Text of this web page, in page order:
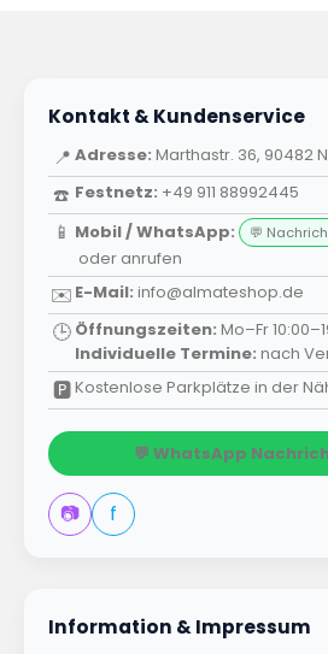
Kontakt & Kundenservice
📍 Adresse: Marthastr. 36, 90482
☎️ Festnetz: +49 911 88992445
📱 Mobil / WhatsApp: 💬
oder anrufen
✉️ E-Mail: info@almateshop.de
🕒 Öffnungszeiten: Mo–Fr
Individuelle Termine: nach
🅿️Kostenlose Parkplätze in der
💬 WhatsApp
📷 f
Information & Impressum